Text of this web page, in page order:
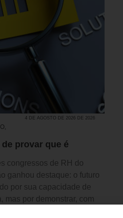
,
4 DE AGOSTO DE 2026 DE 2026
provar que é
congressos de RH do
ganhou destaque: o futuro
por sua capacidade de
mas por demonstrar, com